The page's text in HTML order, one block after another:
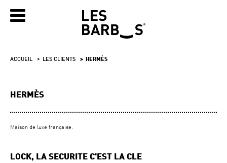
ACCUEIL LES CLIENTS HERMÈS
HERMÈS
Maison de luxe française.
LOCK, LA SÉCURITÉ C'EST LA CLÉ